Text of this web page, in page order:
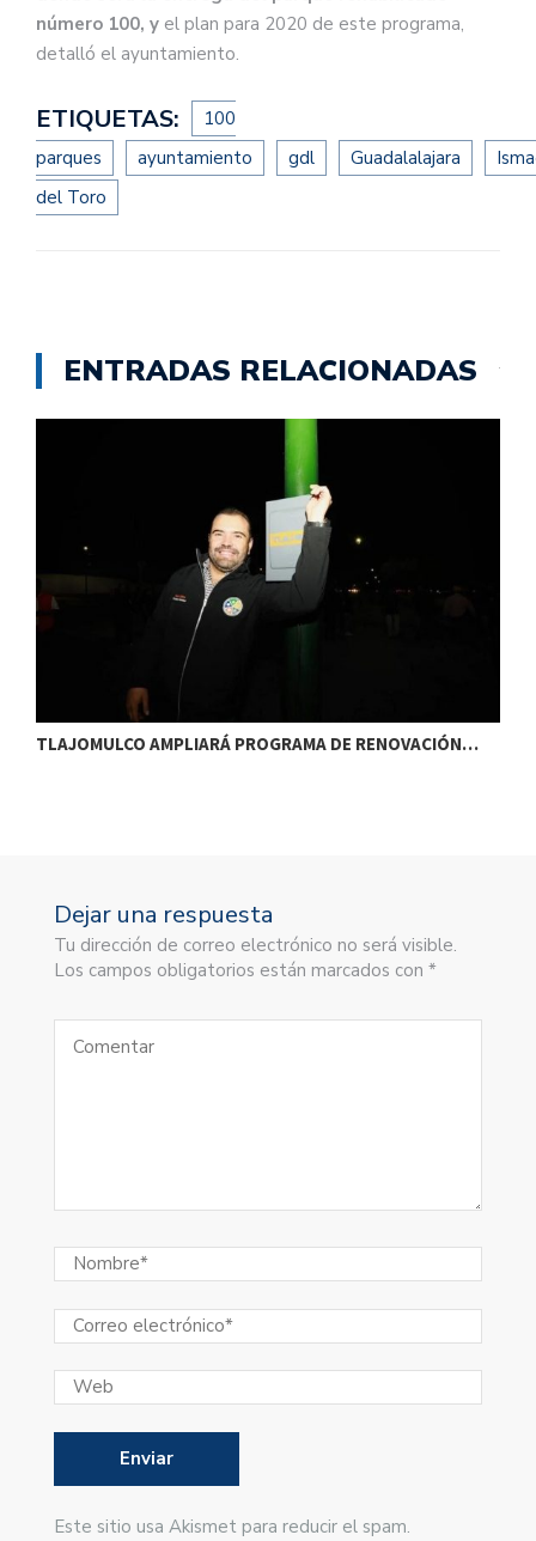
número 100, y el plan para 2020 de este programa,
detalló el ayuntamiento.
ETIQUETAS:
100
parques
ayuntamiento gdl Guadalalajara
del Toro
ENTRADAS RELACIONADAS
TLAJOMULCO AMPLIARÁ PROGRAMA DE RENOVACIÓN…
Dejar una respuesta
Tu dirección de correo electrónico no será visible.
Los campos obligatorios están marcados con *
Este sitio usa Akismet para reducir el spam.